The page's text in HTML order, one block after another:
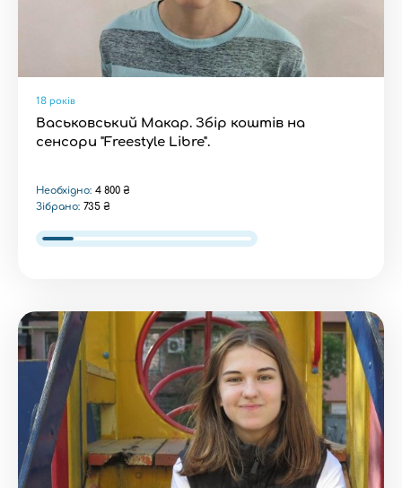
18 років
Васьковський Макар. Збір коштів на
сенсори "Freestyle Libre".
Необхідно: 4 800 ₴
Зібрано: 735 ₴